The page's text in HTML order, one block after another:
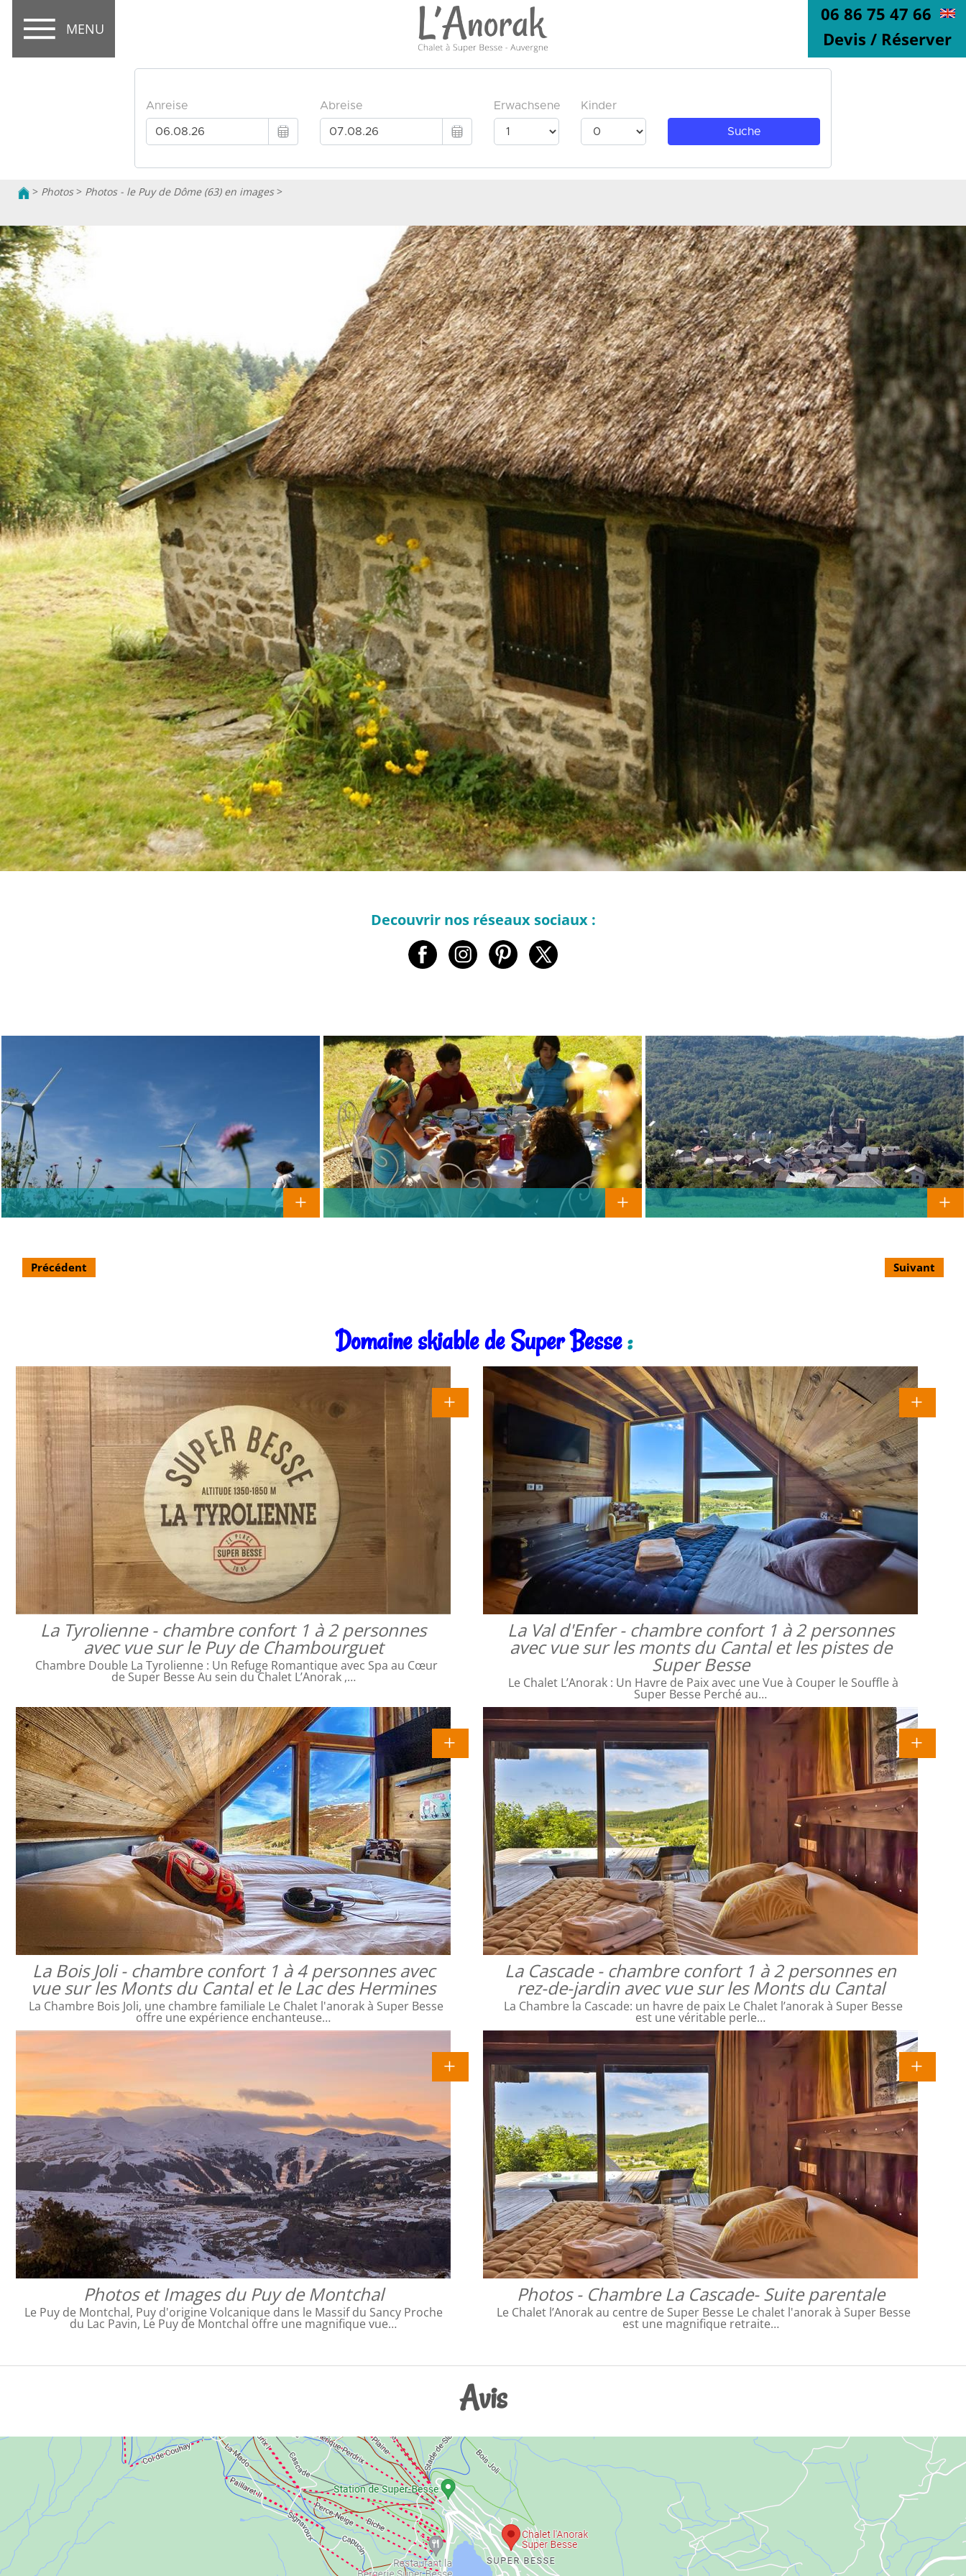
MENU
06 86 75 47 66
Devis / Réserver
> Photos> Photos - le Puy de Dôme (63) en images>
Decouvrir nos réseaux sociaux :
Précédent Suivant
Domaine skiable de Super Besse:
La Tyrolienne - chambre confort 1 à 2 personnes
avec vue sur le Puy de Chambourguet
Chambre Double La Tyrolienne : Un Refuge Romantique avec Spa au Cœur
de Super Besse Au sein du Chalet L’Anorak ,…
La Val d'Enfer - chambre confort 1 à 2 personnes
avec vue sur les monts du Cantal et les pistes de
Super Besse
Le Chalet L’Anorak : Un Havre de Paix avec une Vue à Couper le Souffle à
Super Besse Perché au…
La Bois Joli - chambre confort 1 à 4 personnes avec
vue sur les Monts du Cantal et le Lac des Hermines
La Chambre Bois Joli, une chambre familiale Le Chalet l'anorak à Super Besse
offre une expérience enchanteuse…
La Cascade - chambre confort 1 à 2 personnes en
rez-de-jardin avec vue sur les Monts du Cantal
La Chambre la Cascade: un havre de paix Le Chalet l’anorak à Super Besse
est une véritable perle…
Photos et Images du Puy de Montchal
Le Puy de Montchal, Puy d'origine Volcanique dans le Massif du Sancy Proche
du Lac Pavin, Le Puy de Montchal offre une magnifique vue…
Photos - Chambre La Cascade- Suite parentale
Le Chalet l’Anorak au centre de Super Besse Le chalet l'anorak à Super Besse
est une magnifique retraite…
Avis